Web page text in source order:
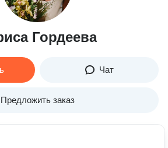
Гордеева
Чат
Предложить заказ